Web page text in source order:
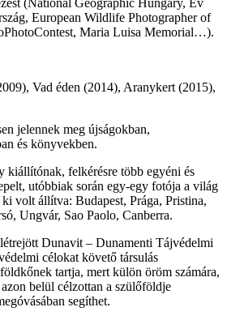
European Wildlife Photographer of
Maria Luisa Memorial…).
Vad éden (2014), Aranykert (2015),
jelennek meg újságokban,
és könyvekben.
kiállítónak, felkérésre több egyéni és
utóbbiak során egy-egy fotója a világ
volt állítva: Budapest, Prága, Pristina,
Ungvár, Sao Paolo, Canberra.
Dunavit – Dunamenti Tájvédelmi
célokat követő társulás
tartja, mert külön öröm számára,
belül célzottan a szülőföldje
segíthet.